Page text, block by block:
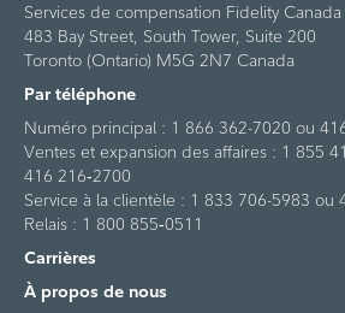
Services de compensation Fidelity Canada
483 Bay Street, South Tower, Suite 200
Toronto (Ontario) M5G 2N7 Canada
Par téléphone
Numéro principal : 1 866 362-7020 ou
Ventes et expansion des affaires : 1 855
416 216‑2700
Service à la clientèle : 1 833 706-5983 ou
Relais : 1 800 855‑0511
Carrières
À propos de nous